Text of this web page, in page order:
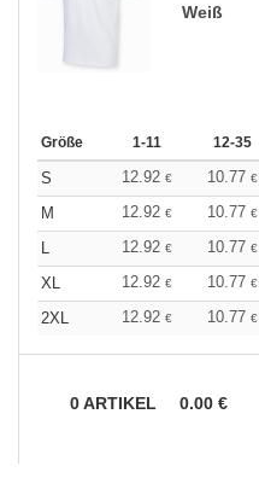
Weiß
Größe 1-11 12-35
S 12.92 € 10.77 €
M
12.92 € 10.77 €
L
12.92 € 10.77 €
XL
12.92 € 10.77 €
2XL
12.92 € 10.77 €
0ARTIKEL 0.00 €